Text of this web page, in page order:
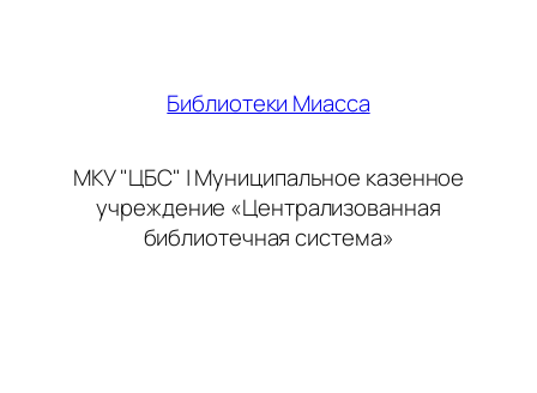
Библиотеки Миасса
МКУ "ЦБС" | Муниципальное казенное
учреждение «Централизованная
библиотечная система»